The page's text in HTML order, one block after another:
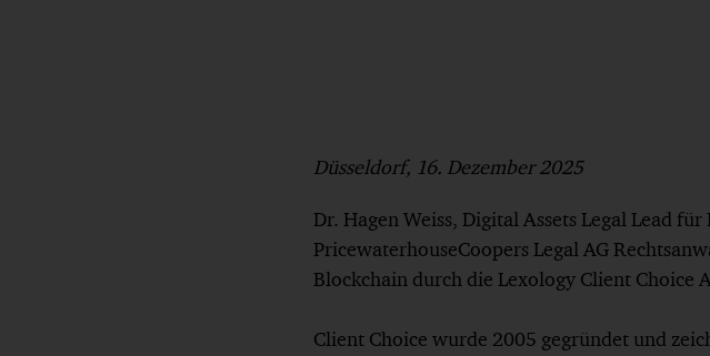
Düsseldorf, 16. Dezember 2025
Dr. Hagen Weiss, Digital Assets Legal Lead
PricewaterhouseCoopers Legal AG
Blockchain durch die Lexology Client Choice
Client Choice wurde 2005 gegründet und